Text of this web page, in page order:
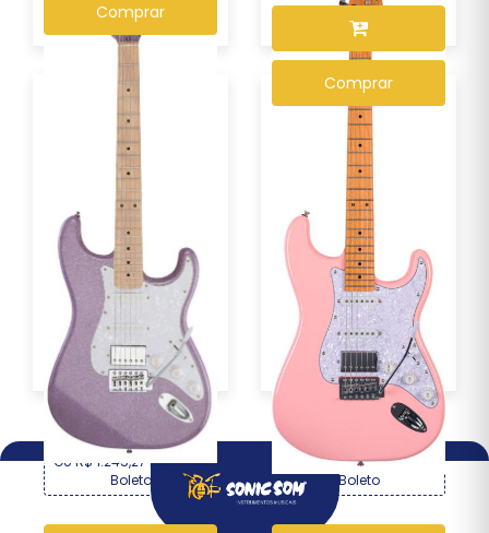
Comprar
Comprar
Guitarra Seizi Musashi
Fun HSS Maple –...
Por : R$ 1.339,00
OU R$ 1.245,27 no PIX ou
Boleto
Guitarra Seizi Fun
Vintage Budokan HSS...
R$ 1.499,00
OU R$ 1.394,07 no PIX ou
Boleto